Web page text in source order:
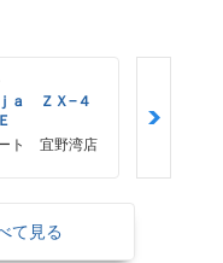
ａ ＺＸ−４
ト 宜野湾店
て見る